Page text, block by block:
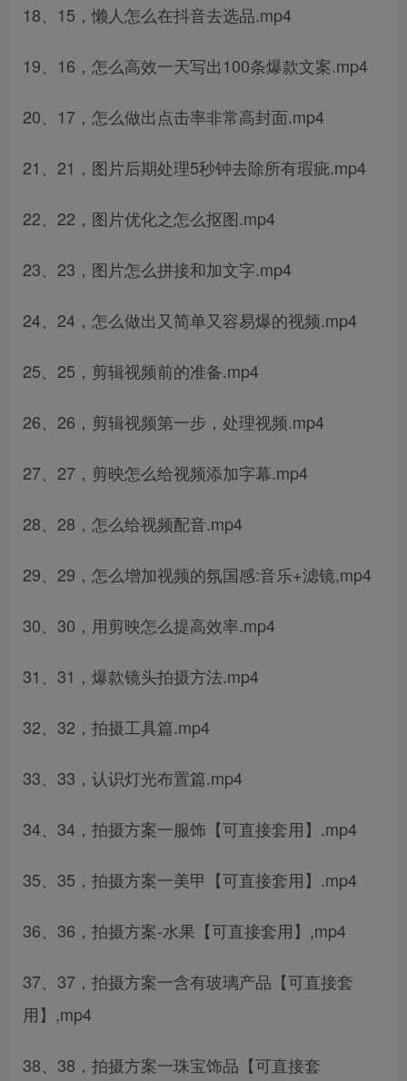
18、15，懒人怎么在抖音去选品.mp4
19、16，怎么高效一天写出100条爆款文案.mp4
20、17，怎么做出点击率非常高封面.mp4
21、21，图片后期处理5秒钟去除所有瑕疵.mp4
22、22，图片优化之怎么抠图.mp4
23、23，图片怎么拼接和加文字.mp4
24、24，怎么做出又简单又容易爆的视频.mp4
25、25，剪辑视频前的准备.mp4
26、26，剪辑视频第一步，处理视频.mp4
27、27，剪映怎么给视频添加字幕.mp4
28、28，怎么给视频配音.mp4
29、29，怎么增加视频的氛国感:音乐+滤镜,mp4
30、30，用剪映怎么提高效率.mp4
31、31，爆款镜头拍摄方法.mp4
32、32，拍摄工具篇.mp4
33、33，认识灯光布置篇.mp4
34、34，拍摄方案一服饰【可直接套用】.mp4
35、35，拍摄方案一美甲【可直接套用】.mp4
36、36，拍摄方案-水果【可直接套用】,mp4
37、37，拍摄方案一含有玻璃产品【可直接套
用】,mp4
38、38，拍摄方案一珠宝饰品【可直接套